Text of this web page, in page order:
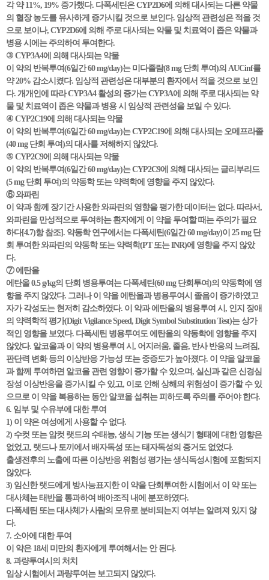
각 약 11%, 19% 증가했다. 다폭세틴은 CYP2D6에 의해 대사되는 다른 약물
의 혈장 농도를 유사하게 증가시킬 것으로 보인다. 임상적 관련성은 적을 것
으로 보이나, CYP2D6에 의해 주로 대사되는 약물 및 치료역이 좁은 약물과
병용 시에는 주의하여 투여한다.
③ CYP3A4에 의해 대사되는 약물
이 약의 반복투여(6일간 60 mg/day)는 미다졸람(8 mg 단회 투여)의 AUCinf를
약 20% 감소시켰다. 임상적 관련성은 대부분의 환자에서 적을 것으로 보인
다. 개개인에 따라 CYP3A4 활성의 증가는 CYP3A에 의해 주로 대사되는 약
물 및 치료역이 좁은 약물과 병용 시 임상적 관련성을 보일 수 있다.
④ CYP2C19에 의해 대사되는 약물
이 약의 반복투여(6일간 60 mg/day)는 CYP2C19에 의해 대사되는 오메프라졸
(40 mg 단회 투여)의 대사를 저해하지 않았다.
⑤ CYP2C9에 의해 대사되는 약물
이 약의 반복투여(6일간 60 mg/day)는 CYP2C9에 의해 대사되는 글리부리드
(5 mg 단회 투여)의 약동학 또는 약력학에 영향을 주지 않았다.
⑥ 와파린
이 약과 함께 장기간 사용한 와파린의 영향을 평가한 데이터는 없다. 따라서,
와파린을 만성적으로 투여하는 환자에게 이 약을 투여할 때는 주의가 필요
하다[4.7)항 참조]. 약동학 연구에서는 다폭세틴(6일간 60 mg/day)이 25 mg 단
회 투여한 와파린의 약동학 또는 약력학(PT 또는 INR)에 영향을 주지 않았
다.
⑦ 에탄올
에탄올 0.5 g/kg의 단회 병용투여는 다폭세틴(60 mg 단회투여)의 약동학에 영
향을 주지 않았다. 그러나 이 약을 에탄올과 병용투여시 졸음이 증가하였고
자가 각성도는 현저히 감소하였다. 이 약과 에탄올의 병용투여 시, 인지 장애
의 약력학적 평가(Digit Vigilance Speed, Digit Symbol Substitution Test)는 상가
적인 영향을 보였다. 다폭세틴 병용투여도 에탄올의 약동학에 영향을 주지
않았다. 알코올과 이 약의 병용투여 시, 어지러움, 졸음, 반사 반응의 느려짐,
판단력 변화 등의 이상반응 가능성 또는 중증도가 높아졌다. 이 약을 알코올
과 함께 투여하면 알코올 관련 영향이 증가할 수 있으며, 실신과 같은 신경심
장성 이상반응을 증가시킬 수 있고, 이로 인해 상해의 위험성이 증가할 수 있
으므로 이 약을 복용하는 동안 알코올 섭취는 피하도록 주의를 주어야 한다.
6. 임부 및 수유부에 대한 투여
1) 이 약은 여성에게 사용할 수 없다.
2) 수컷 또는 암컷 랫드의 수태능, 생식 기능 또는 생식기 형태에 대한 영향은
없었고, 랫드나 토끼에서 배자독성 또는 태자독성의 증거도 없었다.
출생전후의 노출에 따른 이상반응 위험성 평가는 생식독성시험에 포함되지
않았다.
3) 임신한 랫드에게 방사능표지한 이 약을 단회투여한 시험에서 이 약 또는
대사체는 태반을 통과하여 배아조직 내에 분포하였다.
다폭세틴 또는 대사체가 사람의 모유로 분비되는지 여부는 알려져 있지 않
다.
7. 소아에 대한 투여
이 약은 18세 미만의 환자에게 투여해서는 안 된다.
8. 과량투여시의 처치
임상 시험에서 과량투여는 보고되지 않았다.